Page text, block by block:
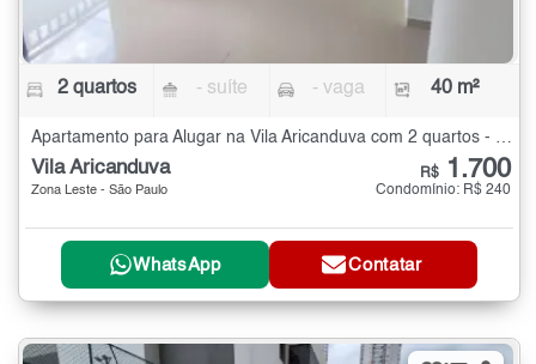
2 quartos - suíte - vaga 40 m²
Apartamento para Alugar na Vila Aricanduva com 2 quartos - 40 m²
Vila Aricanduva
Zona Leste - São Paulo
R$ 1.700
Condomínio: R$ 240
WhatsApp Contatar